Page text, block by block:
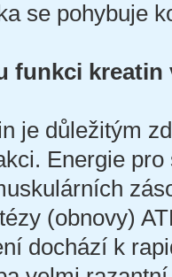
se pohybuje
funkci kreatin
je důležitým
Energie
(obnovy)
dochází k